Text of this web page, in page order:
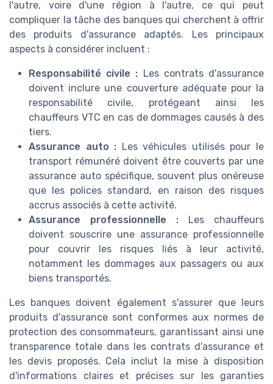
l'autre, voire d'une région à l'autre, ce qui peut
compliquer la tâche des banques qui cherchent à offrir
des produits d'assurance adaptés. Les principaux
aspects à considérer incluent :
Responsabilité civile : Les contrats d'assurance
doivent inclure une couverture adéquate pour la
responsabilité civile, protégeant ainsi les
chauffeurs VTC en cas de dommages causés à des
tiers.
Assurance auto : Les véhicules utilisés pour le
transport rémunéré doivent être couverts par une
assurance auto spécifique, souvent plus onéreuse
que les polices standard, en raison des risques
accrus associés à cette activité.
Assurance professionnelle : Les chauffeurs
doivent souscrire une assurance professionnelle
pour couvrir les risques liés à leur activité,
notamment les dommages aux passagers ou aux
biens transportés.
Les banques doivent également s'assurer que leurs
produits d'assurance sont conformes aux normes de
protection des consommateurs, garantissant ainsi une
transparence totale dans les contrats d'assurance et
les devis proposés. Cela inclut la mise à disposition
d'informations claires et précises sur les garanties